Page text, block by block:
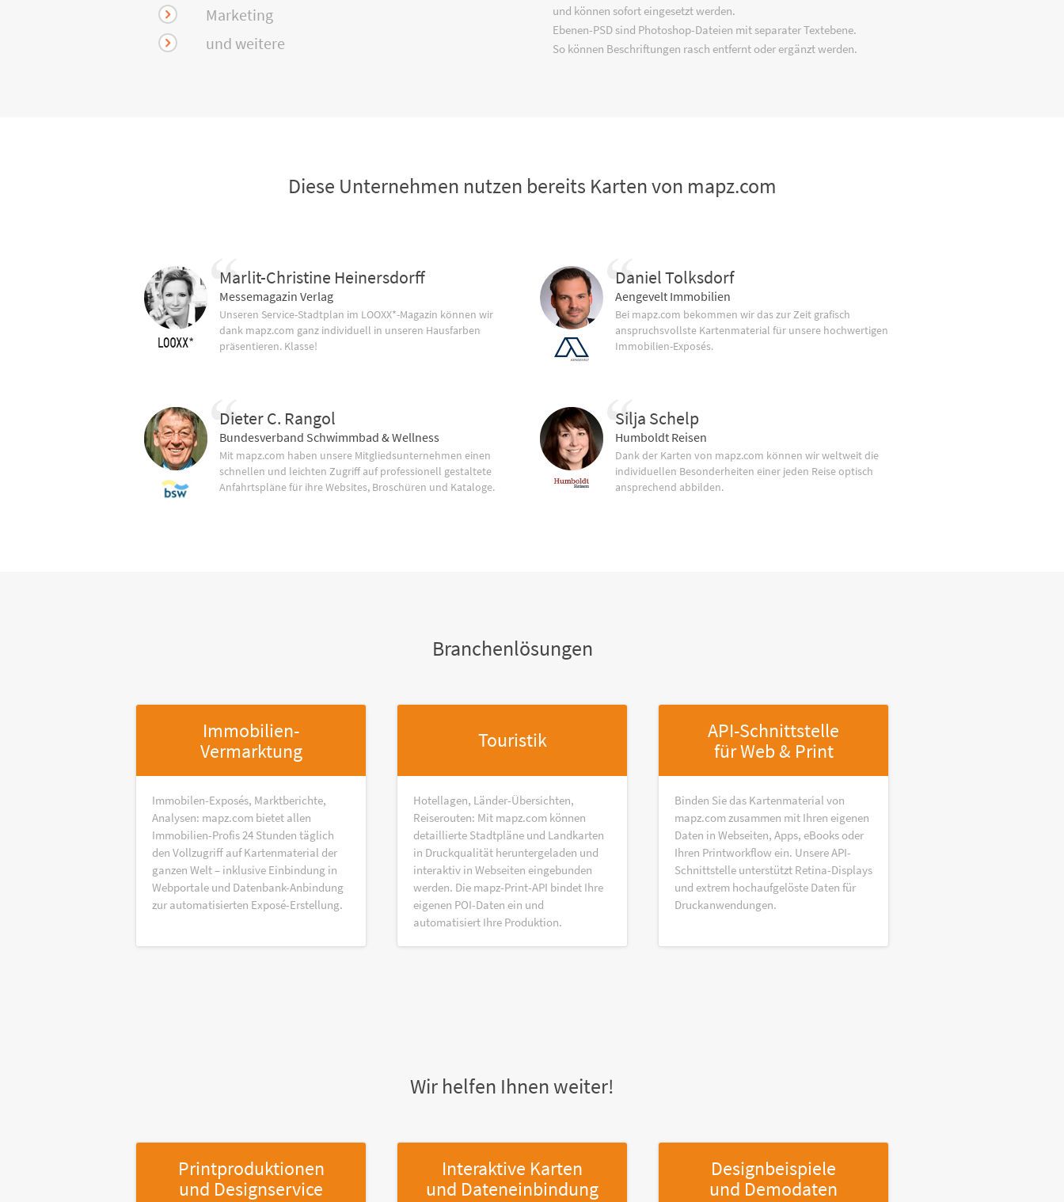
Marketing
und weitere
und können sofort eingesetzt werden.
Ebenen-PSD sind Photoshop-Dateien mit separater Textebene.
So können Beschriftungen rasch entfernt oder ergänzt werden.
Diese Unternehmen nutzen bereits Karten von mapz.com
Marlit-Christine Heinersdorff
Messemagazin Verlag
Unseren Service-Stadtplan im LOOXX*-Magazin können wir
dank mapz.com ganz individuell in unseren Hausfarben
präsentieren. Klasse!
Dieter C. Rangol
Bundesverband Schwimmbad & Wellness
Mit mapz.com haben unsere Mitgliedsunternehmen einen
schnellen und leichten Zugriff auf professionell gestaltete
Anfahrtspläne für ihre Websites, Broschüren und Kataloge.
Daniel Tolksdorf
Aengevelt Immobilien
Bei mapz.com bekommen wir das zur Zeit grafisch
anspruchsvollste Kartenmaterial für unsere hochwertigen
Immobilien-Exposés.
Silja Schelp
Humboldt Reisen
Dank der Karten von mapz.com können wir weltweit die
individuellen Besonderheiten einer jeden Reise optisch
ansprechend abbilden.
Branchenlösungen
Immobilien-
Vermarktung
Immobilen-Exposés, Marktberichte,
Analysen: mapz.com bietet allen
Immobilien-Profis 24 Stunden täglich
den Vollzugriff auf Kartenmaterial der
ganzen Welt – inklusive Einbindung in
Webportale und Datenbank-Anbindung
zur automatisierten Exposé-Erstellung.
Touristik
Hotellagen, Länder-Übersichten,
Reiserouten: Mit mapz.com können
detaillierte Stadtpläne und Landkarten
in Druckqualität heruntergeladen und
interaktiv in Webseiten eingebunden
werden. Die mapz-Print-API bindet Ihre
eigenen POI-Daten ein und
automatisiert Ihre Produktion.
API-Schnittstelle
für Web & Print
Binden Sie das Kartenmaterial von
mapz.com zusammen mit Ihren eigenen
Daten in Webseiten, Apps, eBooks oder
Ihren Printworkflow ein. Unsere API-
Schnittstelle unterstützt Retina-Displays
und extrem hochaufgelöste Daten für
Druckanwendungen.
Wir helfen Ihnen weiter!
Printproduktionen
und Designservice
Interaktive Karten
und Dateneinbindung
Designbeispiele
und Demodaten